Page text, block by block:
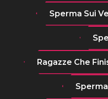
Sperma Sui
Ragazze Che